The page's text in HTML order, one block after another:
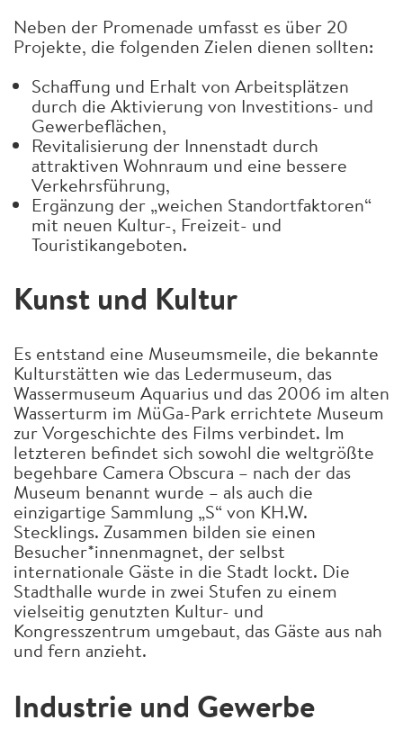
Neben der Promenade umfasst es über 20
Projekte, die folgenden Zielen dienen sollten:
Schaffung und Erhalt von Arbeitsplätzen
durch die Aktivierung von Investitions- und
Gewerbeflächen,
Revitalisierung der Innenstadt durch
attraktiven Wohnraum und eine bessere
Verkehrsführung,
Ergänzung der „weichen Standortfaktoren“
mit neuen Kultur-, Freizeit- und
Touristikangeboten.
Kunst und Kultur
Es entstand eine Museumsmeile, die bekannte
Kulturstätten wie das Ledermuseum, das
Wassermuseum Aquarius und das 2006 im alten
Wasserturm im MüGa-Park errichtete Museum
zur Vorgeschichte des Films verbindet. Im
letzteren befindet sich sowohl die weltgrößte
begehbare Camera Obscura – nach der das
Museum benannt wurde – als auch die
einzigartige Sammlung „S“ von KH.W.
Stecklings. Zusammen bilden sie einen
Besucher*innenmagnet, der selbst
internationale Gäste in die Stadt lockt. Die
Stadthalle wurde in zwei Stufen zu einem
vielseitig genutzten Kultur- und
Kongresszentrum umgebaut, das Gäste aus nah
und fern anzieht.
Industrie und Gewerbe